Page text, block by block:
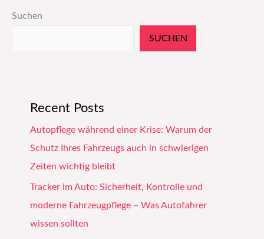
Suchen
SUCHEN
Recent Posts
Autopflege während einer Krise: Warum der
Schutz Ihres Fahrzeugs auch in schwierigen
Zeiten wichtig bleibt
Tracker im Auto: Sicherheit, Kontrolle und
moderne Fahrzeugpflege – Was Autofahrer
wissen sollten